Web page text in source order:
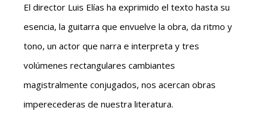
El director Luis Elías ha exprimido el texto hasta su
esencia, la guitarra que envuelve la obra, da ritmo y
tono, un actor que narra e interpreta y tres
volúmenes rectangulares cambiantes
magistralmente conjugados, nos acercan obras
imperecederas de nuestra literatura.